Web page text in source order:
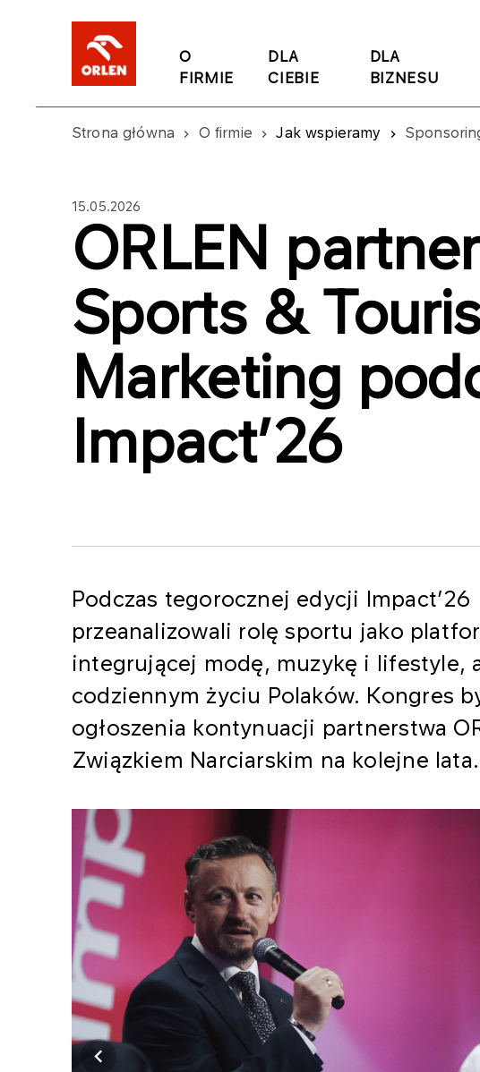
O
FIRMIE
DLA
CIEBIE
DLA
BIZNESU
Strona główna O firmie Jak wspieramy
15.05.2026
ORLEN
Sports &
Marketing
Impact’26
Podczas tegorocznej edycji Impact’26
przeanalizowali rolę sportu jako
integrującej modę, muzykę i lifestyle,
codziennym życiu Polaków. Kongres
ogłoszenia kontynuacji partnerstwa
Związkiem Narciarskim na kolejne lata.